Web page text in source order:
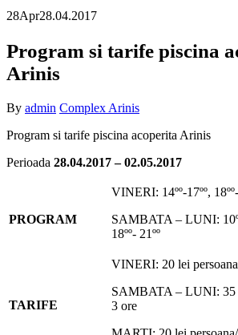
28Apr28.04.2017
Program si tarife piscina
Arinis
By admin Complex Arinis
Program si tarife piscina acoperita Arinis
Perioada 28.04.2017 – 02.05.2017
PROGRAM
VINERI: 14ºº-17ºº,
SAMBATA – LUNI:
18ºº- 21ºº
TARIFE
VINERI: 20 lei
SAMBATA – LUNI: 35
3 ore